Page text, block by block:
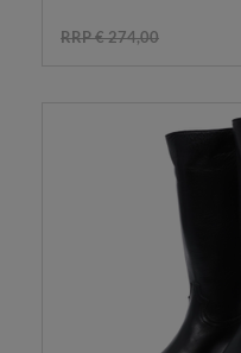
RRP € 274,00